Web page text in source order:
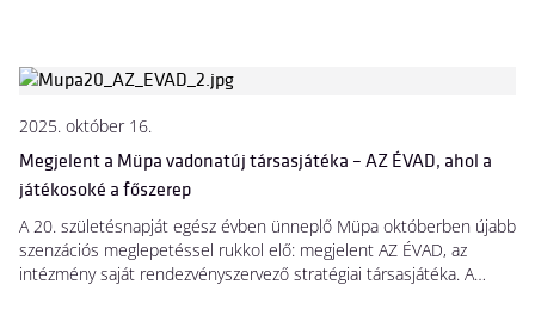
2025. október 16.
Megjelent a Müpa vadonatúj társasjátéka – AZ ÉVAD, ahol a
játékosoké a főszerep
A 20. születésnapját egész évben ünneplő Müpa októberben újabb
szenzációs meglepetéssel rukkol elő: megjelent AZ ÉVAD, az
intézmény saját rendezvényszervező stratégiai társasjátéka. A